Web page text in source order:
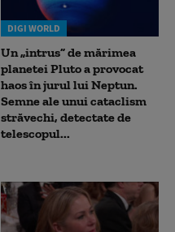
DIGI WORLD
Un „intrus” de mărimea
planetei Pluto a provocat
haos în jurul lui Neptun.
Semne ale unui cataclism
străvechi, detectate de
telescopul...